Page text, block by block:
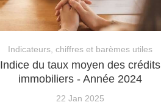
Indicateurs, chiffres et barèmes utiles
Indice du taux moyen des crédits
immobiliers - Année 2024
22 Jan 2025